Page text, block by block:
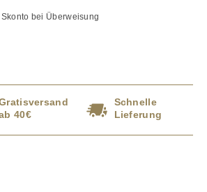
bei Überweisung
40€
Schnelle
Lieferung